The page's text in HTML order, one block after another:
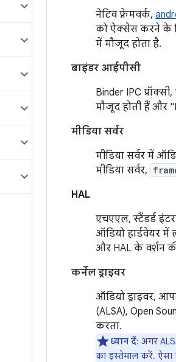
नेटिव फ़्रेमवर्क,
को ऐक्सेस करने के
में मौजूद होता है.
बाइंडर आईपीसी
Binder IPC
मौजूद होती हैं और
मीडिया सर्वर
मीडिया सर्वर में
मीडिया सर्वर,
HAL
एचएएल, स्टैंडर्ड
ऑडियो हार्डवेयर
और HAL के वर्शन
कर्नेल ड्राइवर
ऑडियो ड्राइवर,
(ALSA), Open
करता.
ध्यान दें: अगर
का इस्तेमाल करें. ऐसा